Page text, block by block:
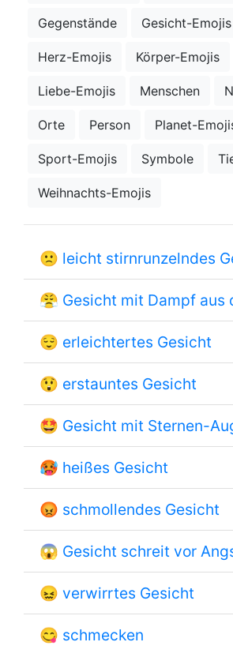
Gegenstände Gesicht-Emojis
Herz-Emojis Körper-Emojis
Liebe-Emojis Menschen
Orte Person Planet-
Sport-Emojis Symbole
Weihnachts-Emojis
🙁 leicht stirnrunzelndes
😤 Gesicht mit Dampf aus
😌 erleichtertes Gesicht
😲 erstauntes Gesicht
🤩 Gesicht mit Sternen-
🥵 heißes Gesicht
😡 schmollendes Gesicht
😱 Gesicht schreit vor
😖 verwirrtes Gesicht
😋 schmecken